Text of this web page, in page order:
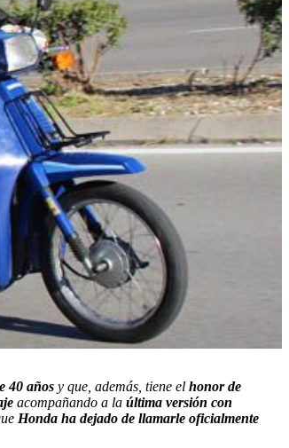
40 años y que, además, tiene el honor de
acompañando a la última versión con
Honda ha dejado de llamarle oficialmente